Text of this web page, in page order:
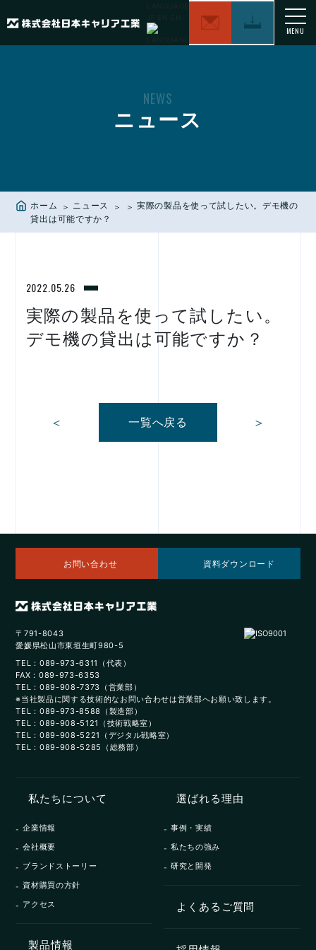
LANGUAGE
EN
MENU
NEWS
ニュース
ホーム ニュース
実際の製品を使って試したい。デモ機の
貸出は可能ですか？
2022.05.26
実際の製品を使って試したい。
デモ機の貸出は可能ですか？
＜ 一覧へ戻る ＞
お問い合わせ 資料ダウンロード
〒791-8043
愛媛県松山市東垣生町980-5
TEL：089-973-6311（代表）
FAX：089-973-6353
TEL：089-908-7373（営業部）
※当社製品に関する技術的なお問い合わせは営業部へお願い致します。
TEL：089-973-8588（製造部）
TEL：089-908-5121（技術戦略室）
TEL：089-908-5221（デジタル戦略室）
TEL：089-908-5285（総務部）
私たちについて
企業情報
会社概要
ブランドストーリー
資材購買の方針
アクセス
製品情報
選ばれる理由
事例・実績
私たちの強み
研究と開発
よくあるご質問